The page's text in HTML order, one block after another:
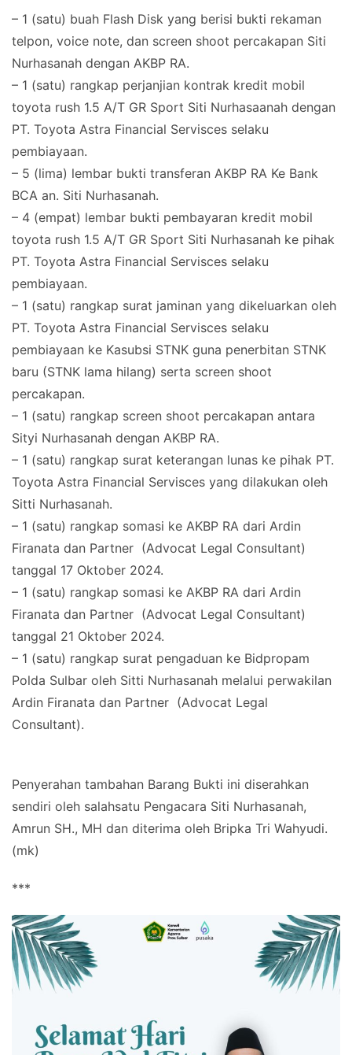
– 1 (satu) buah Flash Disk yang berisi bukti rekaman
telpon, voice note, dan screen shoot percakapan Siti
Nurhasanah dengan AKBP RA.
– 1 (satu) rangkap perjanjian kontrak kredit mobil
toyota rush 1.5 A/T GR Sport Siti Nurhasaanah dengan
PT. Toyota Astra Financial Servisces selaku
pembiayaan.
– 5 (lima) lembar bukti transferan AKBP RA Ke Bank
BCA an. Siti Nurhasanah.
– 4 (empat) lembar bukti pembayaran kredit mobil
toyota rush 1.5 A/T GR Sport Siti Nurhasanah ke pihak
PT. Toyota Astra Financial Servisces selaku
pembiayaan.
– 1 (satu) rangkap surat jaminan yang dikeluarkan oleh
PT. Toyota Astra Financial Servisces selaku
pembiayaan ke Kasubsi STNK guna penerbitan STNK
baru (STNK lama hilang) serta screen shoot
percakapan.
– 1 (satu) rangkap screen shoot percakapan antara
Sityi Nurhasanah dengan AKBP RA.
– 1 (satu) rangkap surat keterangan lunas ke pihak PT.
Toyota Astra Financial Servisces yang dilakukan oleh
Sitti Nurhasanah.
– 1 (satu) rangkap somasi ke AKBP RA dari Ardin
Firanata dan Partner (Advocat Legal Consultant)
tanggal 17 Oktober 2024.
– 1 (satu) rangkap somasi ke AKBP RA dari Ardin
Firanata dan Partner (Advocat Legal Consultant)
tanggal 21 Oktober 2024.
– 1 (satu) rangkap surat pengaduan ke Bidpropam
Polda Sulbar oleh Sitti Nurhasanah melalui perwakilan
Ardin Firanata dan Partner (Advocat Legal
Consultant).
Penyerahan tambahan Barang Bukti ini diserahkan
sendiri oleh salahsatu Pengacara Siti Nurhasanah,
Amrun SH., MH dan diterima oleh Bripka Tri Wahyudi.
(mk)
***